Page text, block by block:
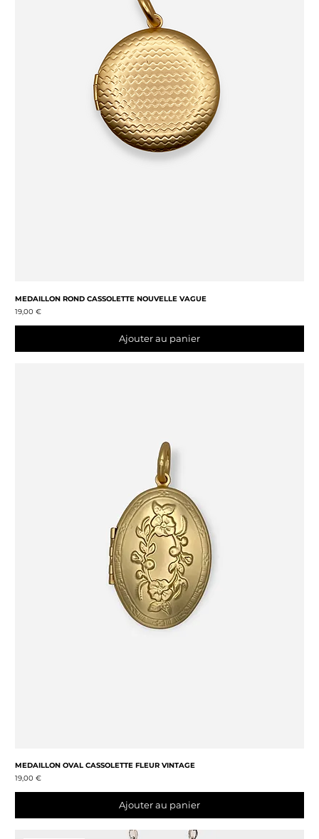
MEDAILLON ROND CASSOLETTE NOUVELLE VAGUE
Prix
19,00 €
Ajouter au panier
MEDAILLON OVAL CASSOLETTE FLEUR VINTAGE
Prix
19,00 €
Ajouter au panier